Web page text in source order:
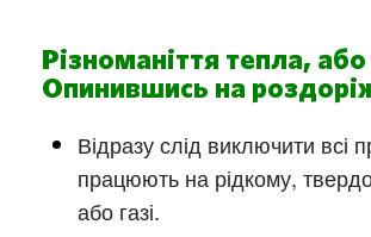
Різноманіття тепла, або
Опинившись на
Відразу слід виключити всі
працюють на рідкому,
або газі.